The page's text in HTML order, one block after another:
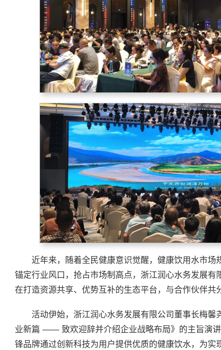
近年来，随着全民健康意识觉醒，健康饮用水市
锚定行业风口，抢占市场制高点，浙江润心水务发展
在打造资源共享、优势互补的生态平台，与合作伙伴共
活动伊始，浙江润心水务发展有限公司董事长梅
业新篇 —— 致欢迎辞并介绍企业战略布局》的主旨演
锋品牌通过创新科技为用户提供优质的健康饮水，为实